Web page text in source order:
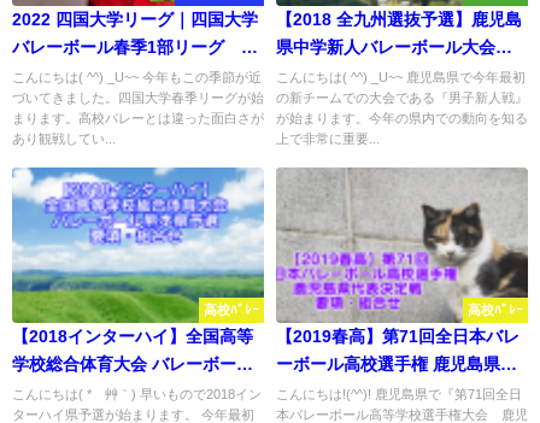
2022 四国大学リーグ｜四国大学
バレーボール春季1部リーグ 要
項・組合せ
こんにちは( ^^) _U~~ 今年もこの季節が近
づいてきました。四国大学春季リーグが始
まります。高校バレーとは違った面白さが
あり観戦してい...
【2018 全九州選抜予選】鹿児島
県中学新人バレーボール大会
男子試合結果
こんにちは( ^^) _U~~ 鹿児島県で今年最初
の新チームでの大会である『男子新人戦』
が始まります。今年の県内での動向を知る
上で非常に重要...
高校ﾊﾞﾚｰ
【2018インターハイ】全国高等
学校総合体育大会 バレーボール
熊本県予選 要項・組合せ
こんにちは( *´艸｀) 早いもので2018イン
ターハイ県予選が始まります。 今年最初
高校ﾊﾞﾚｰ
【2019春高】第71回全日本バレ
ーボール高校選手権 鹿児島県代
表決定戦 要項・組合せ
こんにちは!(^^)! 鹿児島県で『第71回全日
本バレーボール高等学校選手権大会 鹿児